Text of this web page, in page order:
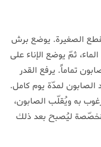
الصغيرة. يوضع برش
ثمّ يوضع الإناء على
تماماً. يرفع القدر
الصابون لمدّة يوم كامل.
به ويُقلّب الصابون،
ليُصبح بعد ذلك